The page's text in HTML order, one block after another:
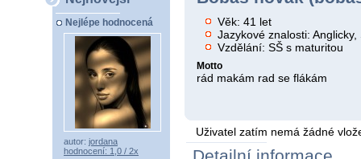
Nejlépe hodnocená
autor: jordana
hodnocení: 1,0 / 2x
Věk: 41 let
Jazykové znalosti: Anglicky,
Vzdělání: SŠ s maturitou
Motto
rád makám rad se flákám
Uživatel zatím nemá žádné